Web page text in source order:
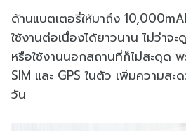
ด้านแบตเตอรี่ให้มาถึง
ใช้งานต่อเนื่องได้ยาวนาน ไม่ว่าจ
หรือใช้งานนอกสถานที่ก็ไม่สะดุด
SIM และ GPS ในตัว เพิ่มความสะ
วัน